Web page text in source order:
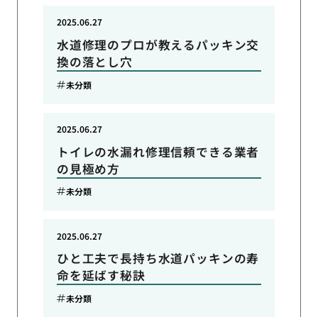
水道修理のプロが教えるパッキン交
換の落とし穴
2025.06.27
未分類
トイレの水漏れ修理信頼できる業者
の見極め方
2025.06.27
未分類
ひと工夫で長持ち水道パッキンの寿
命を延ばす秘訣
2025.06.27
未分類